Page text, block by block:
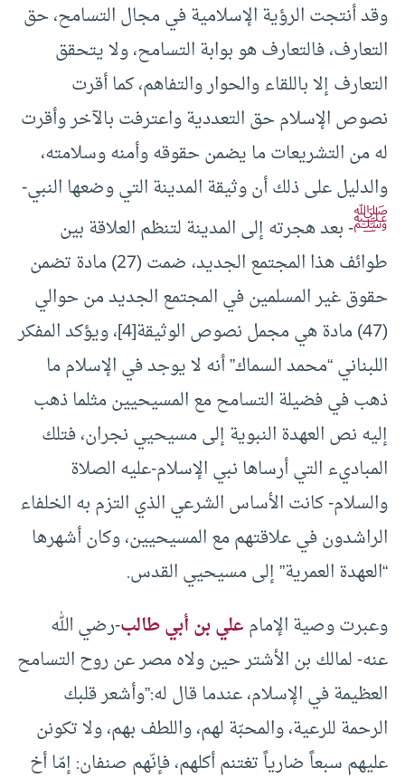
وقد أنتجت الرؤية الإسلامية في مجال التسامح، حق
التعارف، فالتعارف هو بوابة التسامح، ولا يتحقق
التعارف إلا باللقاء والحوار والتفاهم، كما أقرت
نصوص الإسلام حق التعددية واعترفت بالآخر وأقرت
له من التشريعات ما يضمن حقوقه وأمنه وسلامته،
والدليل على ذلك أن وثيقة المدينة التي وضعها النبي-
ﷺ- بعد هجرته إلى المدينة لتنظم العلاقة بين
طوائف هذا المجتمع الجديد، ضمت (27) مادة تضمن
حقوق غير المسلمين في المجتمع الجديد من حوالي
(47) مادة هي مجمل نصوص الوثيقة
[4] ، ويؤكد المفكر
اللبناني “محمد السماك” أنه لا يوجد في الإسلام ما
ذهب في فضيلة التسامح مع المسيحيين مثلما ذهب
إليه نص العهدة النبوية إلى مسيحيي نجران، فتلك
المباديء التي أرساها نبي الإسلام-عليه الصلاة
والسلام- كانت الأساس الشرعي الذي التزم به الخلفاء
الراشدون في علاقتهم مع المسيحيين، وكان أشهرها
“العهدة العمرية” إلى مسيحيي القدس.
وعبرت وصية الإمامعلي بن أبي طالب-رضي الله
عنه- لمالك بن الأشتر حين ولاه مصر عن روح التسامح
العظيمة في الإسلام، عندما قال له:”وأشعر قلبك
الرحمة للرعية، والمحبّة لهم، واللطف بهم، ولا تكونن
عليهم سبعاً ضارياً تغتنم أكلهم، فإنّهم صنفان: إمّا أخ